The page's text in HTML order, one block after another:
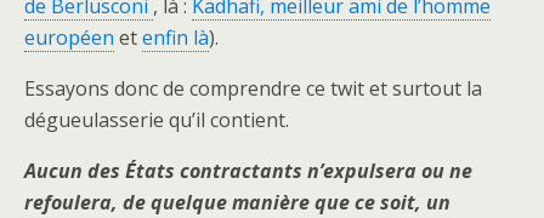
de Berlusconi , là : Kadhafi, meilleur ami de l’homme
européen etenfin là).
Essayons donc de comprendre ce twit et surtout la
dégueulasserie qu’il contient.
Aucun des États contractants n’expulsera ou ne
refoulera, de quelque manière que ce soit, un